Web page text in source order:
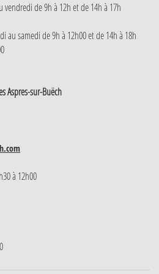
de 9h à 12h et de 14h à 17h
samedi de 9h à 12h00 et de 14h à 18h
Aspres-sur-Buëch
à 12h00